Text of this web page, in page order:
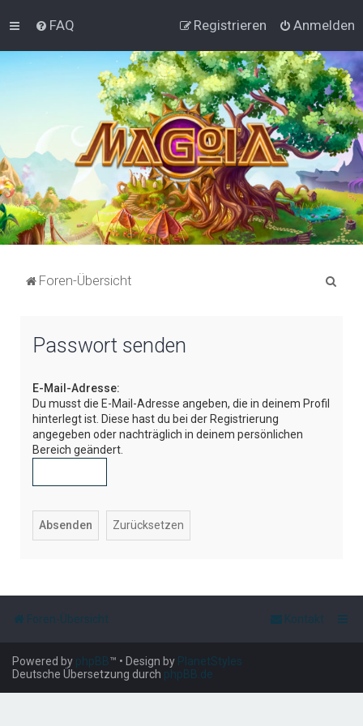
FAQ Anmelden
Registrieren
Foren-Übersicht
Passwort senden
E-Mail-Adresse:
Du musst die E-Mail-Adresse angeben, die in deinem Profil
hinterlegt ist. Diese hast du bei der Registrierung
angegeben oder nachträglich in deinem persönlichen
Bereich geändert.
Foren-Übersicht Kontakt
Powered by phpBB™ • Design by PlanetStyles
Deutsche Übersetzung durch phpBB.de